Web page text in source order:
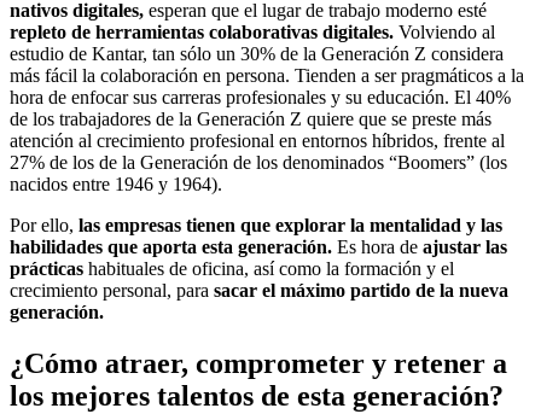
nativos digitales, esperan que el lugar de trabajo moderno esté
repleto de herramientas colaborativas digitales. Volviendo al
estudio de Kantar, tan sólo un 30% de la Generación Z considera
más fácil la colaboración en persona. Tienden a ser pragmáticos a la
hora de enfocar sus carreras profesionales y su educación. El 40%
de los trabajadores de la Generación Z quiere que se preste más
atención al crecimiento profesional en entornos híbridos, frente al
27% de los de la Generación de los denominados “Boomers” (los
nacidos entre 1946 y 1964).
Por ello, las empresas tienen que explorar la mentalidad y las
habilidades que aporta esta generación. Es hora de ajustar las
prácticas habituales de oficina, así como la formación y el
crecimiento personal, para sacar el máximo partido de la nueva
generación.
¿Cómo atraer, comprometer y retener a
los mejores talentos de esta generación?